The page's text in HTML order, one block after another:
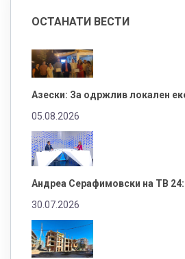
ОСТАНАТИ ВЕСТИ
Азески: За одржлив локален
05.08.2026
Андреа Серафимовски на ТВ 24:
30.07.2026